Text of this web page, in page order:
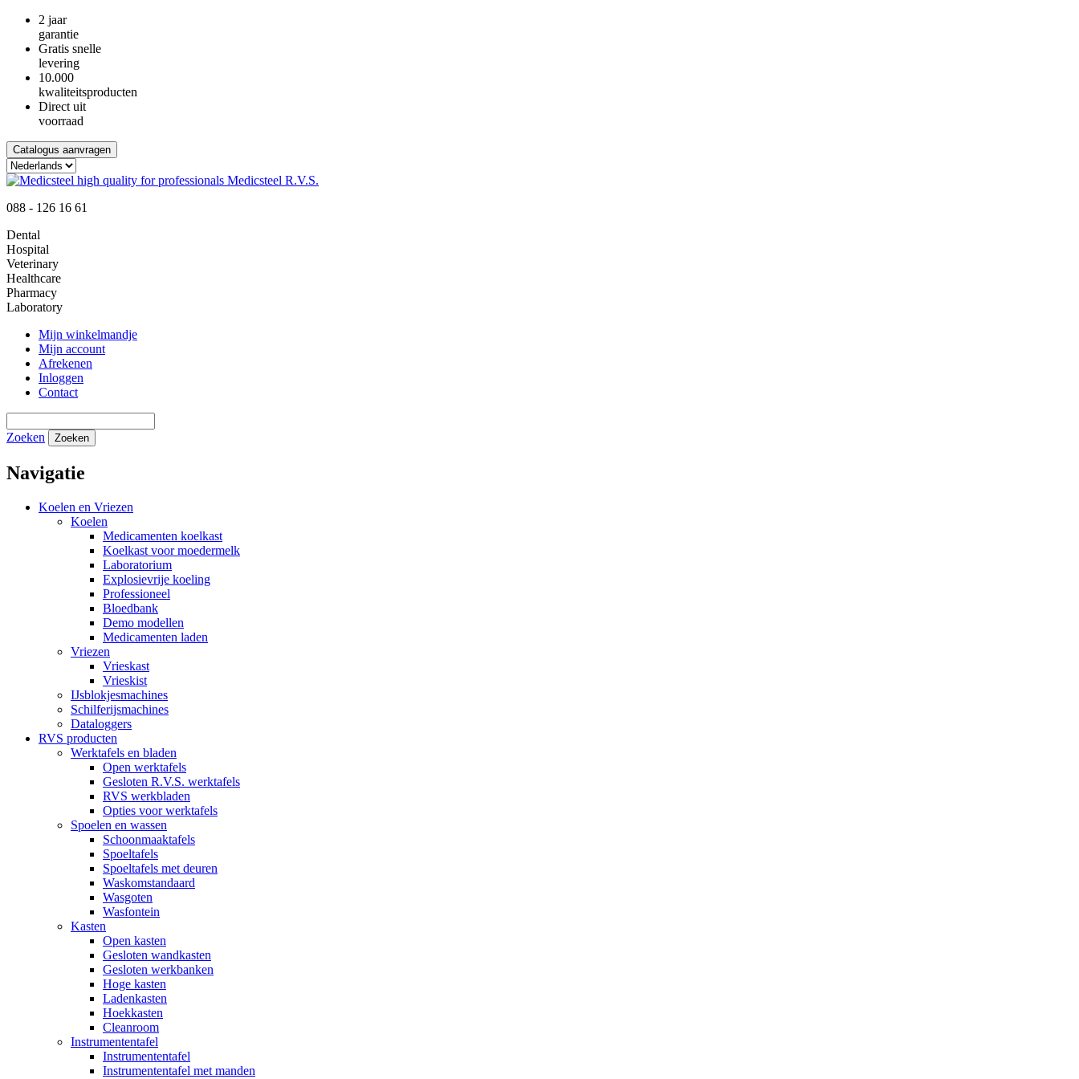
2 jaar
garantie
Gratis snelle
levering
10.000
kwaliteitsproducten
Direct uit
voorraad
Catalogus aanvragen
088 - 126 16 61
Dental
Hospital
Veterinary
Healthcare
Pharmacy
Laboratory
Mijn winkelmandje
Mijn account
Afrekenen
Inloggen
Contact
Zoeken Zoeken
Navigatie
Koelen en Vriezen
Koelen
Medicamenten koelkast
Koelkast voor moedermelk
Laboratorium
Explosievrije koeling
Professioneel
Bloedbank
Demo modellen
Medicamenten laden
Vriezen
Vrieskast
Vrieskist
IJsblokjesmachines
Schilferijsmachines
Dataloggers
RVS producten
Werktafels en bladen
Open werktafels
Gesloten R.V.S. werktafels
RVS werkbladen
Opties voor werktafels
Spoelen en wassen
Schoonmaaktafels
Spoeltafels
Spoeltafels met deuren
Waskomstandaard
Wasgoten
Wasfontein
Kasten
Open kasten
Gesloten wandkasten
Gesloten werkbanken
Hoge kasten
Ladenkasten
Hoekkasten
Cleanroom
Instrumententafel
Instrumententafel
Instrumententafel met manden